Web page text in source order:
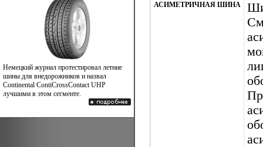
Немецкий журнал протестировал летние
шины для внедорожников и назвал
Continental ContiCrossContact UHP
лучшими в этом сегменте.
АСИМЕТРИЧНАЯ ШИНА